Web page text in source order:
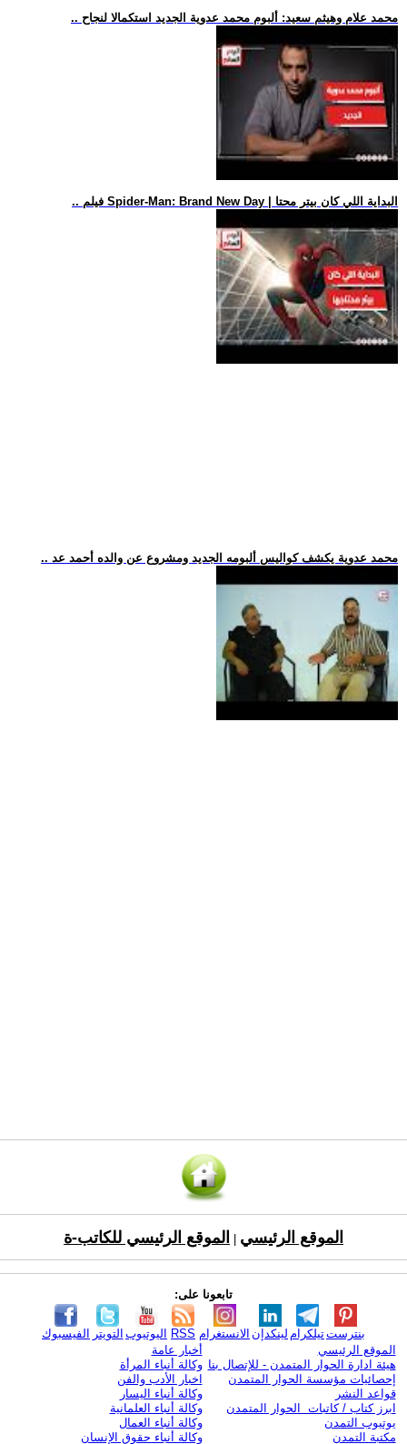
.. محمد علام وهيثم سعيد: ألبوم محمد عدوية الجديد استكمالا لنجاح
.. فيلم Spider-Man: Brand New Day | البداية اللي كان بيتر محتا
.. محمد عدوية يكشف كواليس ألبومه الجديد ومشروع عن والده أحمد عد
الموقع الرئيسي الموقع الرئيسي للكاتب-ة
تابعونا على:
الفيسبوك التويتر اليوتيوب RSS الانستغرام لينكدإن تيلكرامبنترست
الموقع الرئيسي
هيئة ادارة الحوار المتمدن - للإتصال بنا
إحصائيات مؤسسة الحوار المتمدن
قواعد النشر
ابرز كتاب / كاتبات الحوار المتمدن
يوتيوب التمدن
مكتبة التمدن
أخبار عامة
وكالة أنباء المرأة
اخبار الأدب والفن
وكالة أنباء اليسار
وكالة أنباء العلمانية
وكالة أنباء العمال
وكالة أنباء حقوق الإنسان